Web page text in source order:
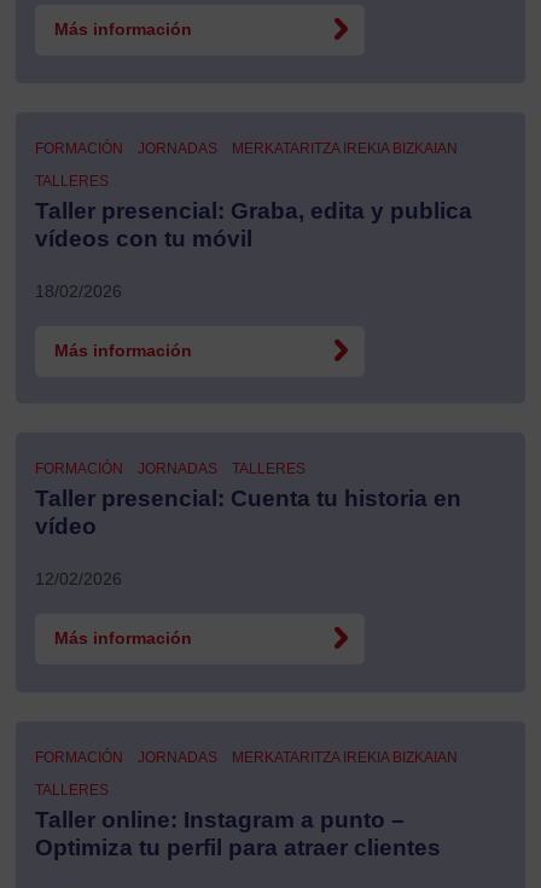
Más información
FORMACIÓN JORNADAS
MERKATARITZA IREKIA BIZKAIAN
TALLERES
Taller presencial: Graba, edita y publica
vídeos con tu móvil
18/02/2026
Más información
FORMACIÓN JORNADAS TALLERES
Taller presencial: Cuenta tu historia en
vídeo
12/02/2026
Más información
FORMACIÓN JORNADAS
MERKATARITZA IREKIA BIZKAIAN
TALLERES
Taller online: Instagram a punto –
Optimiza tu perfil para atraer clientes